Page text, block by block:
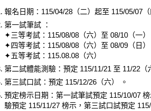
報名日期：115/04/28（二）起至 115/05/07
第一試筆試 ：
✦三等考試：115/08/08（六）至 08/10（一）
✦四等考試：115/08/08（六）至 08/09（日）
✦五等考試：115.08.08（六）
第二試體能測驗：預定 115/11/21 至 11/22（
第三試口試：預定 115/12/26（六） 。
預定榜示日期：第一試筆試預定 115/10/07
驗預定 115/11/27 榜示，第三試口試預定